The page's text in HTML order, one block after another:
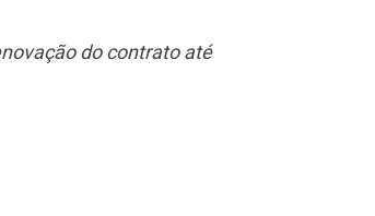
do contrato até